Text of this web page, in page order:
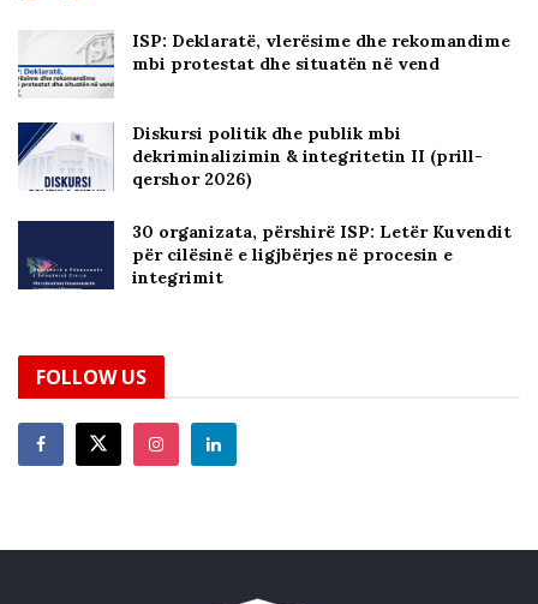
ISP: Deklaratë, vlerësime dhe rekomandime
mbi protestat dhe situatën në vend
Diskursi politik dhe publik mbi
dekriminalizimin & integritetin II (prill-
qershor 2026)
30 organizata, përshirë ISP: Letër Kuvendit
për cilësinë e ligjbërjes në procesin e
integrimit
FOLLOW US